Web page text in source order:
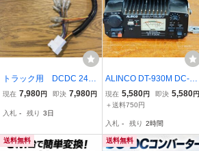
トラック用 DCDC 24V
12V 変換 18ピン イル
ー カーナビ取付ハーネ
現在 7,980円 即決 7,980円
入札 - 残り 3日
ALINCO DT-930M DC-D
Cコンバーター ジャンク
品 修理・部品取り用 管理
現在 5,580円 即決 5,580円
＋送料750円
入札 - 残り 2時間
送料無料 送料無料